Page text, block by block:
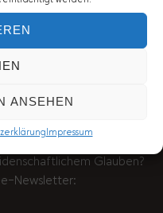
ANSEHEN
Impressum
Glauben?
Newsletter: